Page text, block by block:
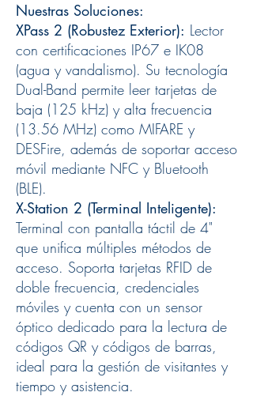
Nuestras Soluciones:
XPass 2 (Robustez Exterior): Lector
con certificaciones IP67 e IK08
(agua y vandalismo). Su tecnología
Dual-Band permite leer tarjetas de
baja (125 kHz) y alta frecuencia
(13.56 MHz) como MIFARE y
DESFire, además de soportar acceso
móvil mediante NFC y Bluetooth
(BLE).
X-Station 2 (Terminal Inteligente):
Terminal con pantalla táctil de 4"
que unifica múltiples métodos de
acceso. Soporta tarjetas RFID de
doble frecuencia, credenciales
móviles y cuenta con un sensor
óptico dedicado para la lectura de
códigos QR y códigos de barras,
ideal para la gestión de visitantes y
tiempo y asistencia.